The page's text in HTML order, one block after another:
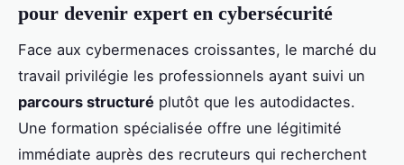
pour devenir expert en cybersécurité
Face aux cybermenaces croissantes, le marché du
travail privilégie les professionnels ayant suivi un
parcours structuré plutôt que les autodidactes.
Une formation spécialisée offre une légitimité
immédiate auprès des recruteurs qui recherchent